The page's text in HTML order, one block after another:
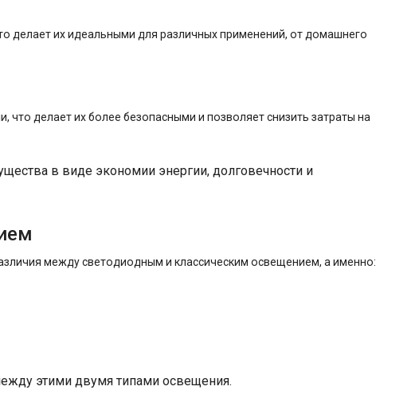
делает их идеальными для различных применений, от домашнего
делает их более безопасными и позволяет снизить затраты на
в виде экономии энергии, долговечности и
между светодиодным и классическим освещением, а именно:
этими двумя типами освещения.